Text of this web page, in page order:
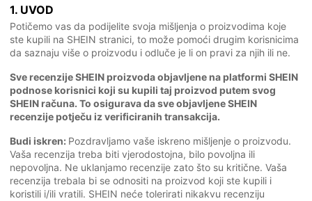
1. UVOD
Potičemo vas da podijelite svoja mišljenja o proizvodima koje
ste kupili na SHEIN stranici, to može pomoći drugim korisnicima
da saznaju više o proizvodu i odluče je li on pravi za njih ili ne.
Sve recenzije SHEIN proizvoda objavljene na platformi SHEIN
podnose korisnici koji su kupili taj proizvod putem svog
SHEIN računa. To osigurava da sve objavljene SHEIN
recenzije potječu iz verificiranih transakcija.
Budi iskren: Pozdravljamo vaše iskreno mišljenje o proizvodu.
Vaša recenzija treba biti vjerodostojna, bilo povoljna ili
nepovoljna. Ne uklanjamo recenzije zato što su kritične. Vaša
recenzija trebala bi se odnositi na proizvod koji ste kupili i
koristili i/ili vratili. SHEIN neće tolerirati nikakvu recenziju